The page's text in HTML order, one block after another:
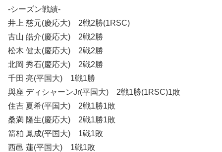
-シーズン戦績-
井上 慈元(慶応大) 2戦2勝(1RSC)
古山 皓介(慶応大) 2戦2勝
松木 健太(慶応大) 2戦2勝
北岡 秀石(慶応大) 2戦2勝
千田 亮(平国大) 1戦1勝
與座 ディシャーンJr(平国大) 2戦1勝(1RSC)1敗
住吉 夏希(平国大) 2戦1勝1敗
桑満 隆生(慶応大) 2戦1勝1敗
箭柏 鳳成(平国大) 1戦1敗
西邑 蓮(平国大) 1戦1敗